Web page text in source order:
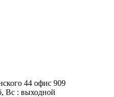
44 офис 909
Вс : выходной